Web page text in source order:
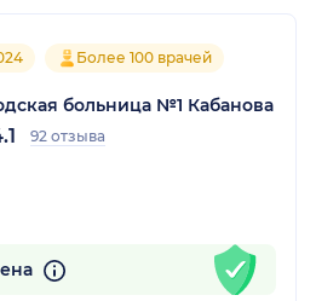
Более 100 врачей
больница №1 Кабанова
92 отзыва